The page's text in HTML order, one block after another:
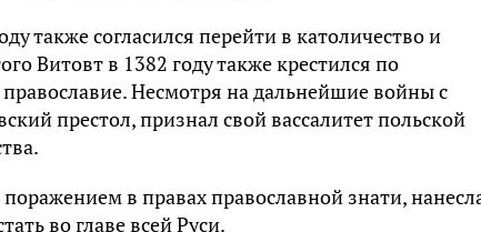
также согласился перейти в католичество и
Витовт в 1382 году также крестился по
Несмотря на дальнейшие войны с
престол, признал свой вассалитет польской
в правах православной знати,
во главе всей Руси.